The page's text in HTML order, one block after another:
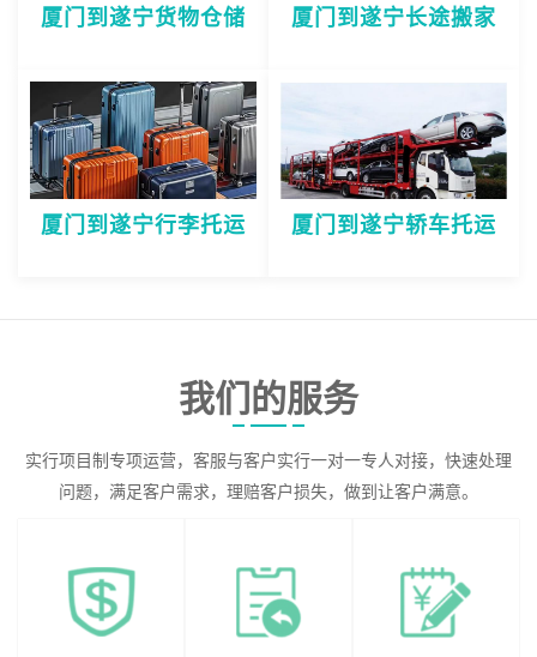
厦门到遂宁货物仓储 厦门到遂宁长途搬家
厦门到遂宁行李托运 厦门到遂宁轿车托运
我们的服务
实行项目制专项运营，客服与客户实行一对一专人对接，快速处理
问题，满足客户需求，理赔客户损失，做到让客户满意。